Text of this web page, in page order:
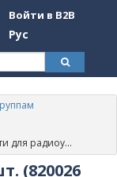
Войти в B2B
Рус
моделей Himoto)
(820026